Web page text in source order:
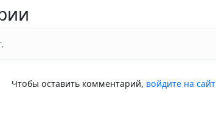
Чтобы оставить комментарий, войдите на сайт